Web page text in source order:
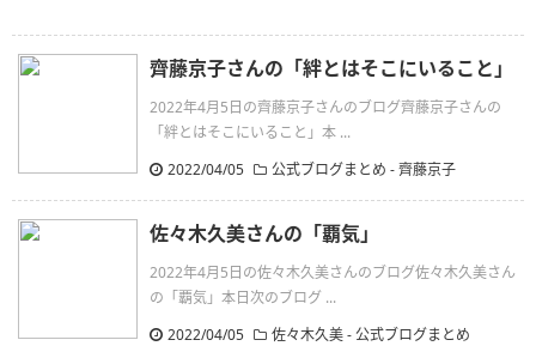
齊藤京子さんの「絆とはそこにいること」
2022年4月5日の齊藤京子さんのブログ齊藤京子さんの
「絆とはそこにいること」本 ...
2022/04/05
公式ブログまとめ -齊藤京子
佐々木久美さんの「覇気」
2022年4月5日の佐々木久美さんのブログ佐々木久美さん
の「覇気」本日次のブログ ...
2022/04/05
佐々木久美-公式ブログまとめ